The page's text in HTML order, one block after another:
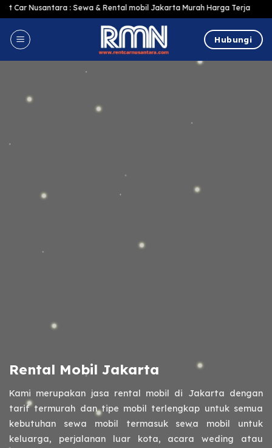
Skip
to
content
: Sewa & Rental mobil Jakarta Murah Harga Terjangkau,
Hubungi
Rental Mobil Jakarta
Kami merupakan jasa rental mobil di Jakarta dengan
tarif termurah dan tipe mobil terlengkap untuk semua
kebutuhan sewa mobil termasuk sewa mobil untuk
keluarga, perjalanan luar kota, acara weding atau